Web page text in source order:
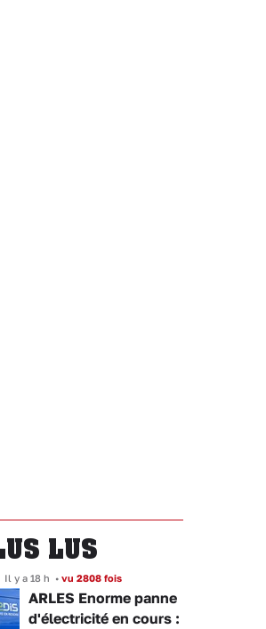
LUS
Il y a 18 h • vu 2808 fois
ARLES Enorme panne
d'électricité en cours :